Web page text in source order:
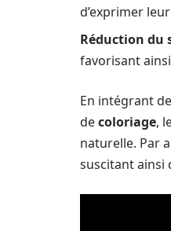
d’exprimer
Réduction du
favorisant
En intégrant
decoloriage,
naturelle. Par
suscitant ainsi